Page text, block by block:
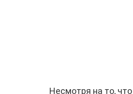
Несмотря на то,